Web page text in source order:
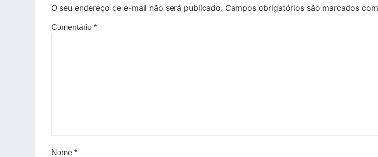
O seu endereço de e-mail não será publicado. Campos obrigatórios são marcados com
Comentário *
Nome *